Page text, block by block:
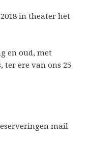
in theater het
en oud, met
ter ere van ons 25
mail